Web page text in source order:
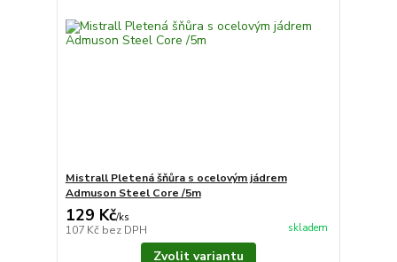
Mistrall Pletená šňůra s ocelovým jádrem
Admuson Steel Core /5m
129 Kč/ks
107 Kč bez DPH skladem
Zvolit variantu